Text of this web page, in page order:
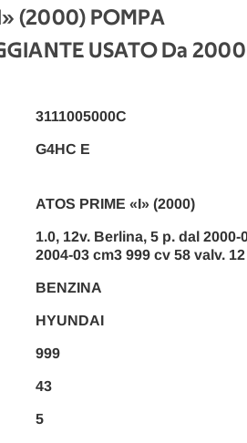
(2000) POMPA
USATO Da
ATOS PRIME «I» (2000)
1.0, 12v. Berlina, 5 p. dal 2000-
2004-03 cm3 999 cv 58 valv.
3111005000C
999
BENZINA
G4HC E
HYUNDAI
43
5